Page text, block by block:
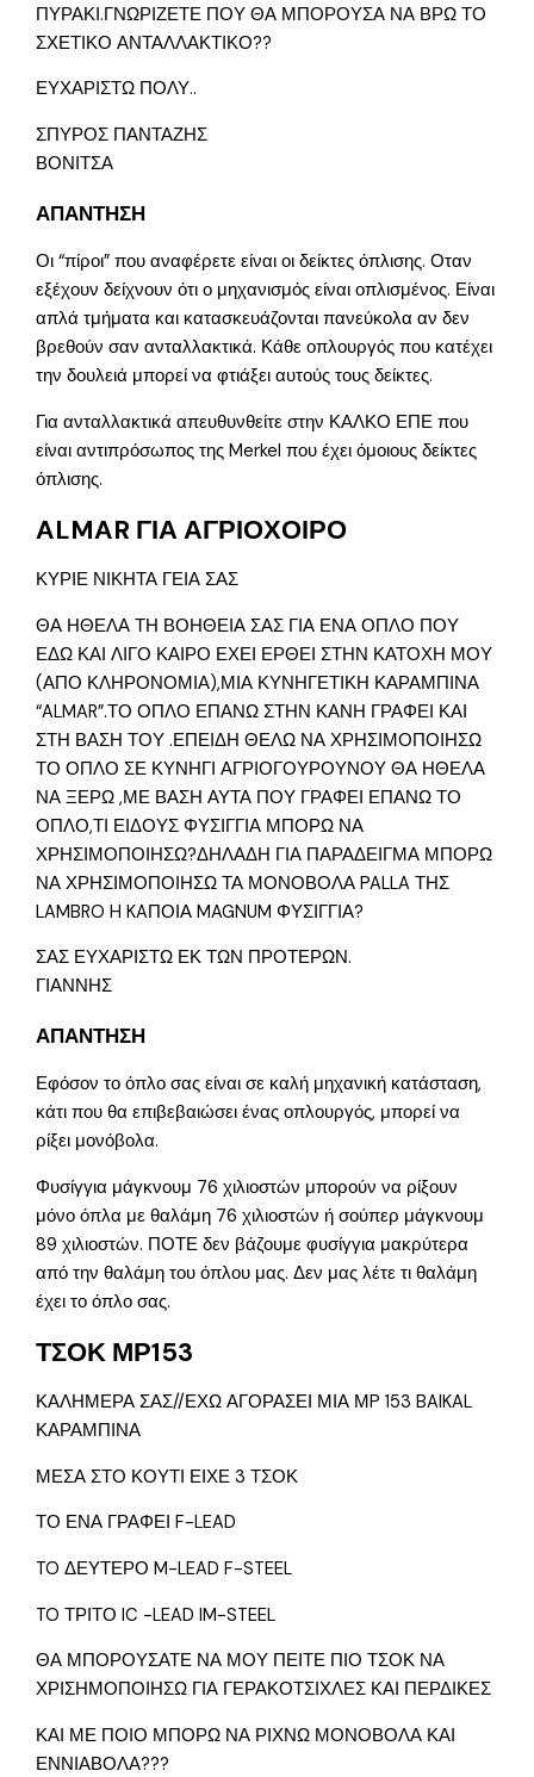
ΠΥΡΑΚΙ.ΓΝΩΡΙΖΕΤΕ ΠΟΥ ΘΑ ΜΠΟΡΟΥΣΑ ΝΑ ΒΡΩ ΤΟ
ΣΧΕΤΙΚΟ ΑΝΤΑΛΛΑΚΤΙΚΟ??
ΕΥΧΑΡΙΣΤΩ ΠΟΛΥ..
ΣΠΥΡΟΣ ΠΑΝΤΑΖΗΣ
ΒΟΝΙΤΣΑ
ΑΠΑΝΤΗΣΗ
Οι “πίροι” που αναφέρετε είναι οι δείκτες όπλισης. Οταν
εξέχουν δείχνουν ότι ο μηχανισμός είναι οπλισμένος. Είναι
απλά τμήματα και κατασκευάζονται πανεύκολα αν δεν
βρεθούν σαν ανταλλακτικά. Κάθε οπλουργός που κατέχει
την δουλειά μπορεί να φτιάξει αυτούς τους δείκτες.
Για ανταλλακτικά απευθυνθείτε στην ΚΑΛΚΟ ΕΠΕ που
είναι αντιπρόσωπος της Merkel που έχει όμοιους δείκτες
όπλισης.
ALMAR ΓΙΑ ΑΓΡΙΟΧΟΙΡΟ
ΚΥΡΙΕ ΝΙΚΗΤΑ ΓΕΙΑ ΣΑΣ
ΘΑ ΗΘΕΛΑ ΤΗ ΒΟΗΘΕΙΑ ΣΑΣ ΓΙΑ ΕΝΑ ΟΠΛΟ ΠΟΥ
ΕΔΩ ΚΑΙ ΛΙΓΟ ΚΑΙΡΟ ΕΧΕΙ ΕΡΘΕΙ ΣΤΗΝ ΚΑΤΟΧΗ ΜΟΥ
(ΑΠΟ ΚΛΗΡΟΝΟΜΙΑ),ΜΙΑ ΚΥΝΗΓΕΤΙΚΗ ΚΑΡΑΜΠΙΝΑ
“ALMAR”.ΤΟ ΟΠΛΟ ΕΠΑΝΩ ΣΤΗΝ ΚΑΝΗ ΓΡΑΦΕΙ ΚΑΙ
ΣΤΗ ΒΑΣΗ ΤΟΥ .ΕΠΕΙΔΗ ΘΕΛΩ ΝΑ ΧΡΗΣΙΜΟΠΟΙΗΣΩ
ΤΟ ΟΠΛΟ ΣΕ ΚΥΝΗΓΙ ΑΓΡΙΟΓΟΥΡΟΥΝΟΥ ΘΑ ΗΘΕΛΑ
ΝΑ ΞΕΡΩ ,ΜΕ ΒΑΣΗ ΑΥΤΑ ΠΟΥ ΓΡΑΦΕΙ ΕΠΑΝΩ ΤΟ
ΟΠΛΟ,ΤΙ ΕΙΔΟΥΣ ΦΥΣΙΓΓΙΑ ΜΠΟΡΩ ΝΑ
ΧΡΗΣΙΜΟΠΟΙΗΣΩ?ΔΗΛΑΔΗ ΓΙΑ ΠΑΡΑΔΕΙΓΜΑ ΜΠΟΡΩ
ΝΑ ΧΡΗΣΙΜΟΠΟΙΗΣΩ ΤΑ ΜΟΝΟΒΟΛΑ PALLA ΤΗΣ
LAMBRO H KAΠΟΙΑ MAGNUM ΦΥΣΙΓΓΙΑ?
ΣΑΣ ΕΥΧΑΡΙΣΤΩ ΕΚ ΤΩΝ ΠΡΟΤΕΡΩΝ.
ΓΙΑΝΝΗΣ
ΑΠΑΝΤΗΣΗ
Εφόσον το όπλο σας είναι σε καλή μηχανική κατάσταση,
κάτι που θα επιβεβαιώσει ένας οπλουργός, μπορεί να
ρίξει μονόβολα.
Φυσίγγια μάγκνουμ 76 χιλιοστών μπορούν να ρίξουν
μόνο όπλα με θαλάμη 76 χιλιοστών ή σούπερ μάγκνουμ
89 χιλιοστών. ΠΟΤΕ δεν βάζουμε φυσίγγια μακρύτερα
από την θαλάμη του όπλου μας. Δεν μας λέτε τι θαλάμη
έχει το όπλο σας.
ΤΣΟΚ ΜΡ153
ΚΑΛΗΜΕΡΑ ΣΑΣ//ΕΧΩ ΑΓΟΡΑΣΕΙ ΜΙΑ ΜP 153 BAIKAL
ΚΑΡΑΜΠΙΝΑ
ΜΕΣΑ ΣΤΟ ΚΟΥΤΙ ΕΙΧΕ 3 ΤΣΟΚ
ΤΟ ΕΝΑ ΓΡΑΦΕΙ F-LEAD
TO ΔΕΥΤΕΡΟ M-LEAD F-STEEL
TO ΤΡΙΤΟ IC -LEAD IM-STEEL
ΘΑ ΜΠΟΡΟΥΣΑΤΕ ΝΑ ΜΟΥ ΠΕΙΤΕ ΠΙΟ ΤΣΟΚ ΝΑ
ΧΡΙΣΗΜΟΠΟΙΗΣΩ ΓΙΑ ΓΕΡΑΚΟΤΣΙΧΛΕΣ ΚΑΙ ΠΕΡΔΙΚΕΣ
ΚΑΙ ΜΕ ΠΟΙΟ ΜΠΟΡΩ ΝΑ ΡΙΧΝΩ ΜΟΝΟΒΟΛΑ ΚΑΙ
ΕΝΝΙΑΒΟΛΑ???